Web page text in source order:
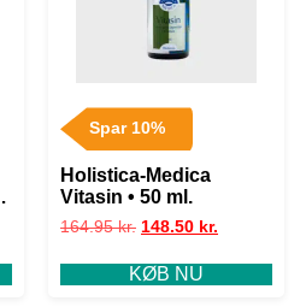
Spar 10%
Holistica-Medica
Vitasin • 50 ml.
164.95kr. 148.50 kr.
KØB NU